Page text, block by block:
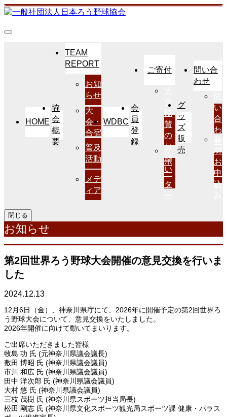
HOME
協
会
概
要
TEAM
REPORT
お知
らせ
大
会・
合宿
普及
活動
メデ
ィア
WDBC
会
員
登
録
ご寄付
協
賛
の
お
願
い
ポ
ー
タ
グ
ッ
ズ
販
売
問い合
わせ
い
合
わ
材
お
申
込
閉じる
お知らせ
第2回世界ろう野球大会開催の意見交換を行いま
した
2024.12.13
12月6日（金）、神奈川県庁にて、2026年に開催予定の第2回世界ろ
う野球大会について、意見交換をいたしました。
2026年開催に向けて動いてまいります。
ご出席いただきました皆様
牧島 功 氏 (元神奈川県議会議長)
敷田 博昭 氏 (神奈川県議会議員)
市川 和広 氏 (神奈川県議会議員)
田中 洋次郎 氏 (神奈川県議会議員)
大村 悠 氏 (神奈川県議会議員)
三枝 茂樹 氏 (神奈川県スポーツ担当局長)
松田 剛志 氏 (神奈川県文化スポーツ観光局スポーツ課 健康・パラス